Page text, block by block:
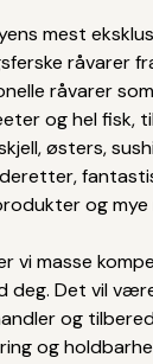
mest
råvarer
råvarer
og hel fisk,
østers,
og mye
vi masse
deg. Det vil
og
og